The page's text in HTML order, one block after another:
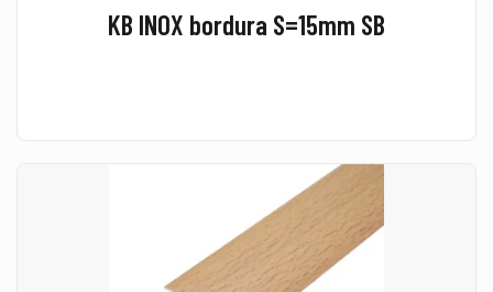
KB INOX bordura S=15mm SB